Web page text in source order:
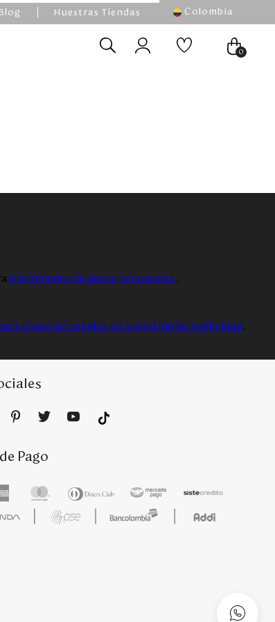
Blog Nuestras Tiendas Colombia
0
tratamiento de datos personales .
el uso de canales en la gestión de publicidad .
Pago